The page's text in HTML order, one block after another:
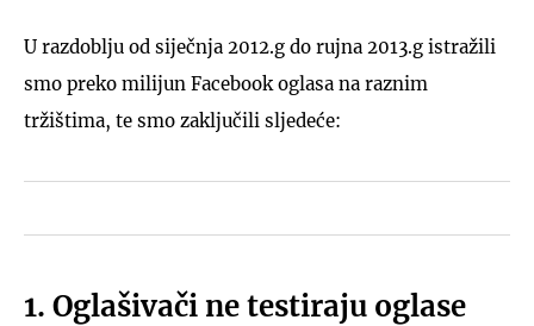
U razdoblju od siječnja 2012.g do rujna 2013.g istražili
smo preko milijun Facebook oglasa na raznim
tržištima, te smo zaključili sljedeće:
1. Oglašivači ne testiraju oglase